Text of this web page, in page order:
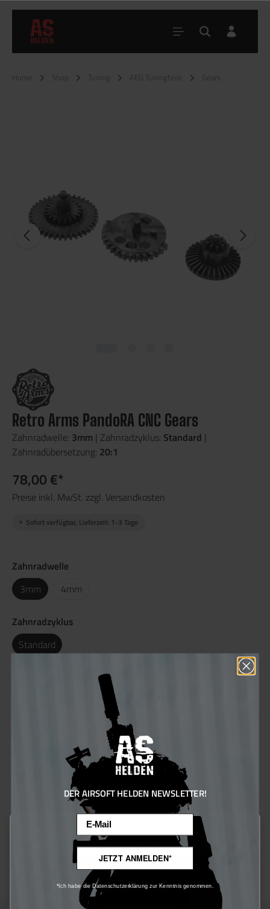
Home Shop Tuning AEG Tuningteile Gears
Retro Arms PandoRA CNC Gears
Zahnradwelle: 3mm | Zahnradzyklus: Standard |
Zahnradübersetzung: 20:1
78,00 €*
Preise inkl. MwSt. zzgl. Versandkosten
Sofort verfügbar, Lieferzeit: 1-3 Tage
Zahnradwelle
3mm
4mm
Zahnradzyklus
Standard
Zahnradübersetzung
16:1
In den Warenkorb
109695.9
RetroArms
Sie erhalten 78 Bonus Punkte für diese Bestellung
Diese Website verwendet Cookies, um eine bestmögliche Erfahrung
bieten zu können.Mehr Informationen ...
Nur technisch notwendige
DER AIRSOFT HELDEN NEWSLETTER!
JETZT ANMELDEN*
*Ich habe die Datenschutzerklärung zur Kenntnis genommen.